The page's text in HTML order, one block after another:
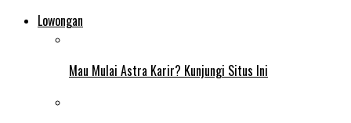
Lowongan
Mau Mulai Astra Karir? Kunjungi Situs Ini